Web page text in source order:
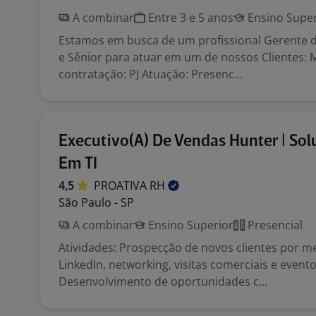
A combinar
Entre 3 e 5 anos Ensino
Estamos em busca de um profissional Gerente
e Sênior para atuar em um de nossos Clientes:
contratação: PJ Atuação: Presenc...
Executivo(A) De Vendas Hunter |
Em TI
4,5 PROATIVA RH
São Paulo - SP
A combinar
Ensino Superior
Presencial
Atividades: Prospecção de novos clientes por
LinkedIn, networking, visitas comerciais e
Desenvolvimento de oportunidades c...